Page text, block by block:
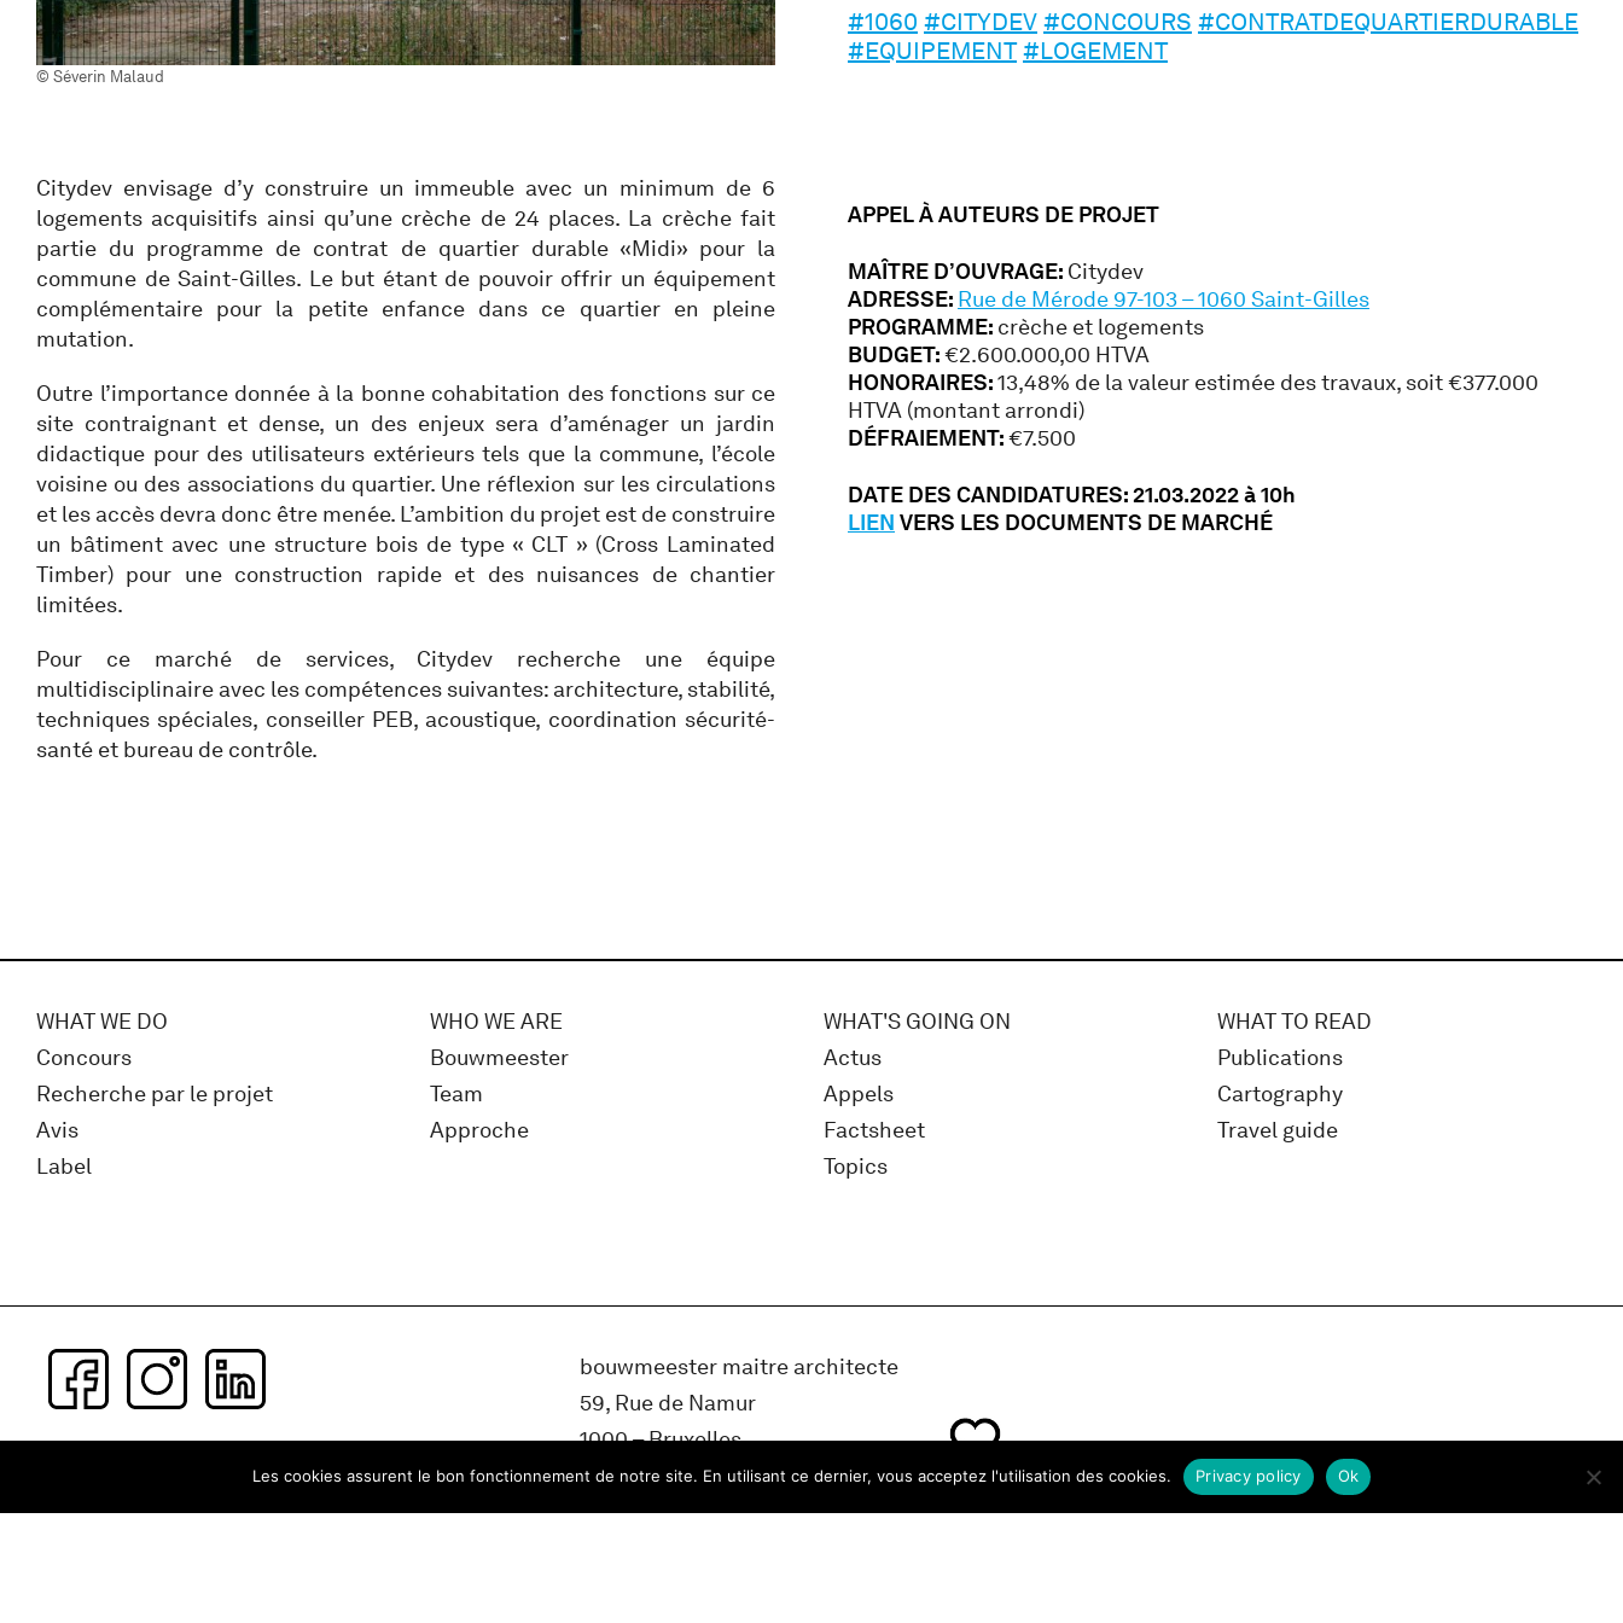
© Séverin Malaud
#1060 #CITYDEV #CONCOURS #CONTRATDEQUARTIERDURABLE
#EQUIPEMENT #LOGEMENT
Citydev envisage d’y construire un immeuble avec un minimum de 6
logements acquisitifs ainsi qu’une crèche de 24 places. La crèche fait
partie du programme de contrat de quartier durable «Midi» pour la
commune de Saint-Gilles. Le but étant de pouvoir offrir un équipement
complémentaire pour la petite enfance dans ce quartier en pleine
mutation.
Outre l’importance donnée à la bonne cohabitation des fonctions sur ce
site contraignant et dense, un des enjeux sera d’aménager un jardin
didactique pour des utilisateurs extérieurs tels que la commune, l’école
voisine ou des associations du quartier. Une réflexion sur les circulations
et les accès devra donc être menée. L’ambition du projet est de construire
un bâtiment avec une structure bois de type « CLT » (Cross Laminated
Timber) pour une construction rapide et des nuisances de chantier
limitées.
Pour ce marché de services, Citydev recherche une équipe
multidisciplinaire avec les compétences suivantes: architecture, stabilité,
techniques spéciales, conseiller PEB, acoustique, coordination sécurité-
santé et bureau de contrôle.
APPEL À AUTEURS DE PROJET
MAÎTRE D’OUVRAGE: Citydev
ADRESSE: Rue de Mérode 97-103 – 1060 Saint-Gilles
PROGRAMME: crèche et logements
BUDGET:€2.600.000,00 HTVA
HONORAIRES:13,48% de la valeur estimée des travaux, soit €377.000
HTVA (montant arrondi)
DÉFRAIEMENT:€7.500
DATE DES CANDIDATURES: 21.03.2022 à 10h
LIEN VERS LES DOCUMENTS DE MARCHÉ
WHAT WE DO
Concours
Recherche par le projet
Avis
Label
WHO WE ARE
Bouwmeester
Team
Approche
WHAT'S GOING ON
Actus
Appels
Factsheet
Topics
WHAT TO READ
Publications
Cartography
Travel guide
Subscribe to our newsletter
bouwmeester maitre architecte
59, Rue de Namur
1000 – Bruxelles
Belgique
Les cookies assurent le bon fonctionnement de notre site. En utilisant ce dernier, vous acceptez l'utilisation des cookies. Ok
Privacy policy